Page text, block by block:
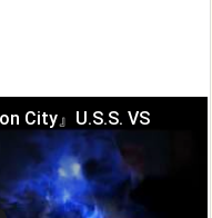
City』U.S.S. VS